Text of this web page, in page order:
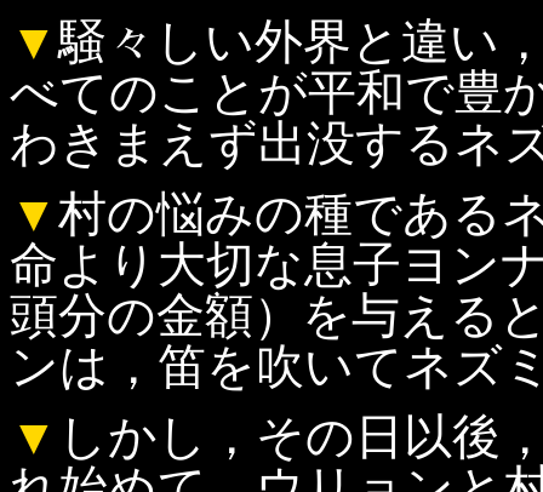
▼騒々しい外界と違い
べてのことが平和で豊
わきまえず出没するネ
▼村の悩みの種である
命より大切な息子ヨン
頭分の金額）を与える
ンは，笛を吹いてネズ
▼ しかし，その日以後